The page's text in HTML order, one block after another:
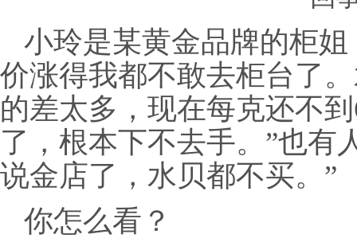
小玲是某黄金品牌的柜
价涨得我都不敢去柜台了
的差太多，现在每克还不
了，根本下不去手。”也有
说金店了，水贝都不买。”
你怎么看？